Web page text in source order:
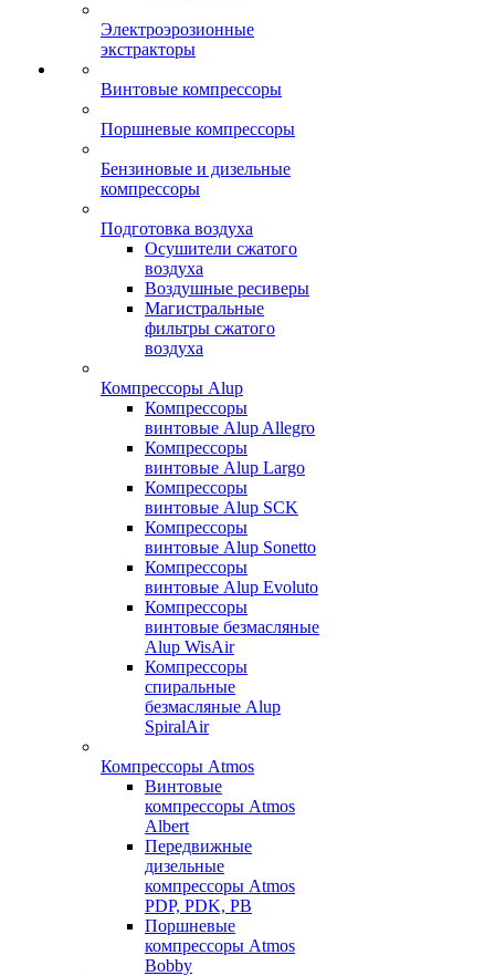
Электроэрозионные
экстракторы
Винтовые компрессоры
Поршневые компрессоры
Бензиновые и дизельные
компрессоры
Подготовка воздуха
Осушители сжатого
воздуха
Воздушные ресиверы
Магистральные
фильтры сжатого
воздуха
Компрессоры Alup
Компрессоры
винтовые Alup Allegro
Компрессоры
винтовые Alup Largo
Компрессоры
винтовые Alup SCK
Компрессоры
винтовые Alup Sonetto
Компрессоры
винтовые Alup Evoluto
Компрессоры
винтовые безмасляные
Alup WisAir
Компрессоры
спиральные
безмасляные Alup
SpiralAir
Компрессоры Atmos
Винтовые
компрессоры Atmos
Albert
Передвижные
дизельные
компрессоры Atmos
PDP, PDK, PB
Поршневые
компрессоры Atmos
Bobby